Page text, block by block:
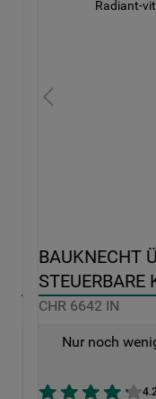
BAUKNECHT
STEUERBARE
6642 IN
CHR 6642 IN
Nur noch